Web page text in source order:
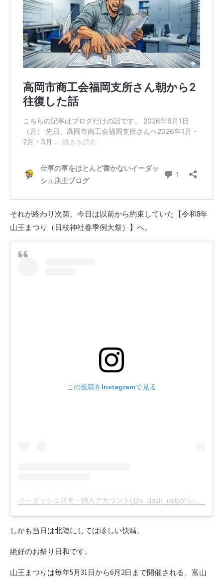
それが終わり次第、今日は以前から約束していた【令和8年
山王まつり（日枝神社春季例大祭）】へ。
この投稿をInstagramで見る
イーダッシュ店主・個人アカウント(@e_dash_net)がシェアした投稿
しかも当日は北陸にしては珍しい快晴。
絶好のお祭り日和です。
山王まつりは毎年5月31日から6月2日まで開催される、富山